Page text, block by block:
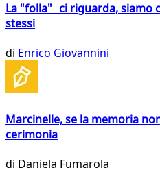
La "folla" ci riguarda, siamo
stessi
di Enrico Giovannini
Marcinelle, se la memoria
cerimonia
di Daniela Fumarola